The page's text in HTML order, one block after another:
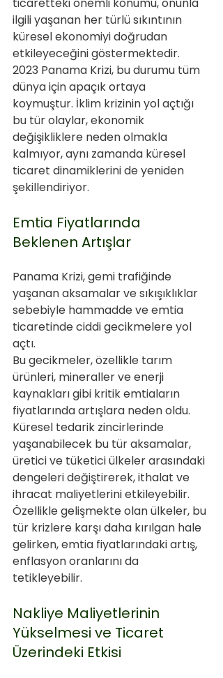
ilgili yaşanan her türlü sıkıntının
küresel ekonomiyi doğrudan
etkileyeceğini göstermektedir.
2023 Panama Krizi, bu durumu tüm
dünya için apaçık ortaya
koymuştur. İklim krizinin yol açtığı
bu tür olaylar, ekonomik
değişikliklere neden olmakla
kalmıyor, aynı zamanda küresel
ticaret dinamiklerini de yeniden
şekillendiriyor.
Emtia Fiyatlarında
Beklenen Artışlar
Panama Krizi, gemi trafiğinde
yaşanan aksamalar ve sıkışıklıklar
sebebiyle hammadde ve emtia
ticaretinde ciddi gecikmelere yol
açtı.
Bu gecikmeler, özellikle tarım
ürünleri, mineraller ve enerji
kaynakları gibi kritik emtiaların
fiyatlarında artışlara neden oldu.
Küresel tedarik zincirlerinde
yaşanabilecek bu tür aksamalar,
üretici ve tüketici ülkeler arasındaki
dengeleri değiştirerek, ithalat ve
ihracat maliyetlerini etkileyebilir.
Özellikle gelişmekte olan ülkeler, bu
tür krizlere karşı daha kırılgan hale
gelirken, emtia fiyatlarındaki artış,
enflasyon oranlarını da
tetikleyebilir.
Nakliye Maliyetlerinin
Yükselmesi ve Ticaret
Üzerindeki Etkisi